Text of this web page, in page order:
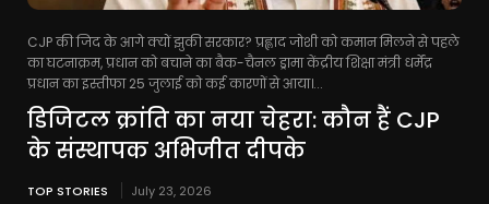
CJP की जिद के आगे क्यों झुकी सरकार? प्रह्लाद जोशी को कमान मिलने से पहले
का घटनाक्रम, प्रधान को बचाने का बैक-चैनल ड्रामा केंद्रीय शिक्षा मंत्री धर्मेंद्र
प्रधान का इस्तीफा 25 जुलाई को कई कारणों से आया।...
डिजिटल क्रांति का नया चेहरा: कौन हैं CJP
के संस्थापक अभिजीत दीपके
TOP STORIES July 23, 2026